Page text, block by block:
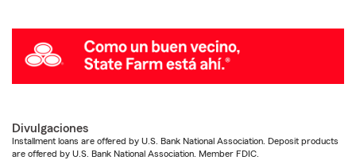
Divulgaciones
Installment loans are offered by U.S. Bank National Association. Deposit products
are offered by U.S. Bank National Association. Member FDIC.